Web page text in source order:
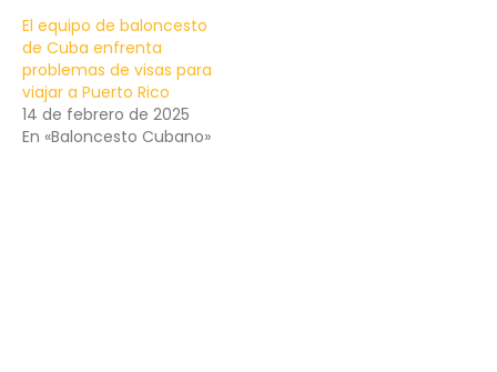
El equipo de baloncesto
de Cuba enfrenta
problemas de visas para
viajar a Puerto Rico
14 de febrero de 2025
En «Baloncesto Cubano»